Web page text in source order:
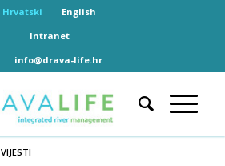
Hrvatski
English
Intranet
info@drava-life.hr
VIJESTI